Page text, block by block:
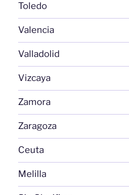
Toledo
Valencia
Valladolid
Vizcaya
Zamora
Zaragoza
Ceuta
Melilla